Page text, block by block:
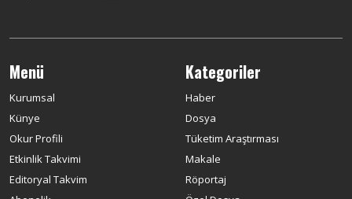
Menü
Kurumsal
Künye
Okur Profili
Etkinlik Takvimi
Editoryal Takvim
Kategoriler
Haber
Dosya
Tüketim Araştırması
Makale
Röportaj